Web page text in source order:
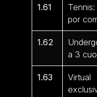
1.61
por
1.62
a 3
1.63